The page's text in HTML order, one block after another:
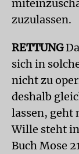
zuzulassen.
RETTUNG
sich in
nicht zu
deshalb
lassen, geht
Wille steht
Buch Mose